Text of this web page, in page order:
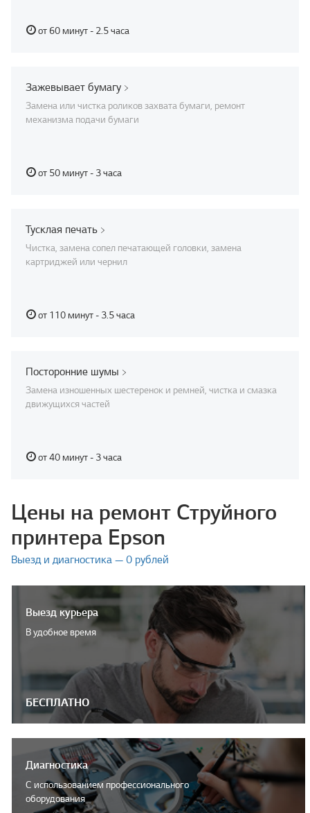
от 60 минут - 2.5 часа
Зажевывает бумагу
Замена или чистка роликов захвата бумаги, ремонт
механизма подачи бумаги
от 50 минут - 3 часа
Тусклая печать
Чистка, замена сопел печатающей головки, замена
картриджей или чернил
от 110 минут - 3.5 часа
Посторонние шумы
Замена изношенных шестеренок и ремней, чистка и смазка
движущихся частей
от 40 минут - 3 часа
Цены на ремонт Струйного
принтера Epson
Выезд и диагностика — 0 рублей
Выезд курьера
В удобное время
БЕСПЛАТНО
Диагностика
С использованием профессионального
оборудования